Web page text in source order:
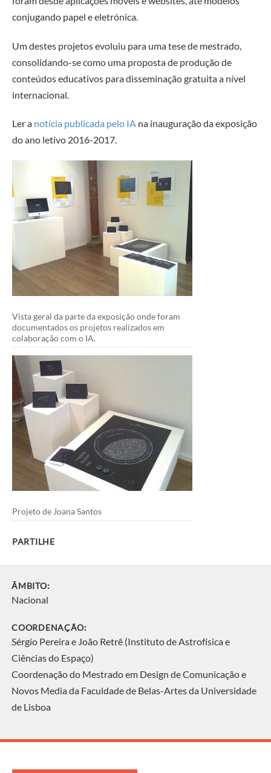
conjugando papel e eletrónica.
Um destes projetos evoluiu para uma tese de mestrado,
consolidando-se como uma proposta de produção de
conteúdos educativos para disseminação gratuita a nível
internacional.
Ler a notícia publicada pelo IA na inauguração da exposição
do ano letivo 2016-2017.
Vista geral da parte da exposição onde foram
documentados os projetos realizados em
colaboração com o IA.
Projeto de Joana Santos
PARTILHE
ÂMBITO:
Nacional
COORDENAÇÃO:
Sérgio Pereira e João Retrê (Instituto de Astrofísica e
Ciências do Espaço)
Coordenação do Mestrado em Design de Comunicação e
Novos Media da Faculdade de Belas-Artes da Universidade
de Lisboa